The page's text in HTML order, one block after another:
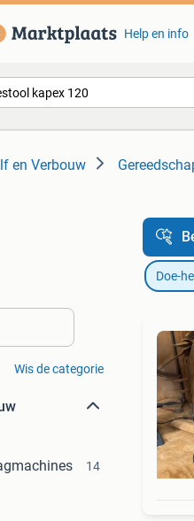
Help en info
en Verbouw
Wis de categorie
14
Doe-